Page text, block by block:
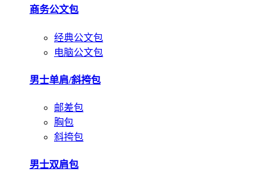
商务公文包
经典公文包
电脑公文包
男士单肩/斜挎包
邮差包
胸包
斜挎包
男士双肩包